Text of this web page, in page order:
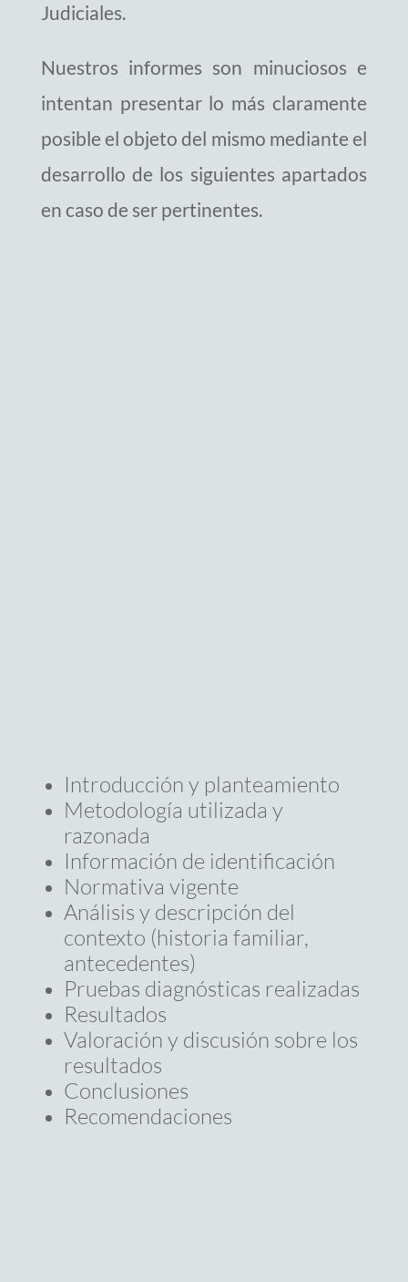
Judiciales.
Nuestros informes son minuciosos e
intentan presentar lo más claramente
posible el objeto del mismo mediante el
desarrollo de los siguientes apartados
en caso de ser pertinentes.
Introducción y planteamiento
Metodología utilizada y
razonada
Información de identificación
Normativa vigente
Análisis y descripción del
contexto (historia familiar,
antecedentes)
Pruebas diagnósticas realizadas
Resultados
Valoración y discusión sobre los
resultados
Conclusiones
Recomendaciones